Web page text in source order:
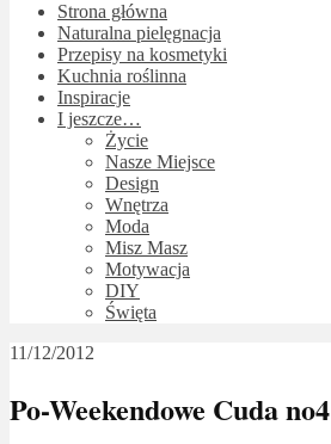
Strona główna
Naturalna pielęgnacja
Przepisy na kosmetyki
Kuchnia roślinna
Inspiracje
I jeszcze…
Życie
Nasze Miejsce
Design
Wnętrza
Moda
Misz Masz
Motywacja
DIY
Święta
11/12/2012
Po-Weekendowe Cuda no4